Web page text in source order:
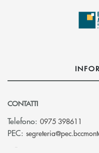
CONTATTI
Telefono: 0975 398611
PEC: